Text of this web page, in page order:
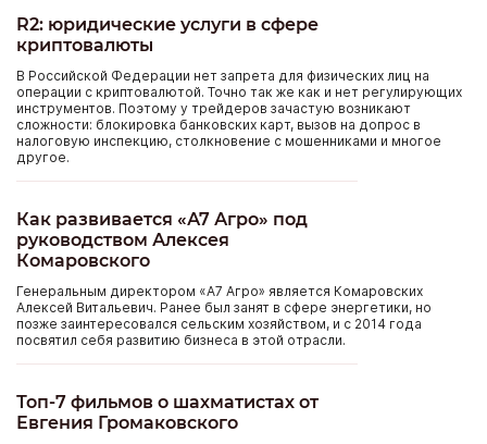
R2: юридические услуги в сфере
криптовалюты
В Российской Федерации нет запрета для физических лиц на
операции с криптовалютой. Точно так же как и нет регулирующих
инструментов. Поэтому у трейдеров зачастую возникают
сложности: блокировка банковских карт, вызов на допрос в
налоговую инспекцию, столкновение с мошенниками и многое
другое.
Как развивается «А7 Агро» под
руководством Алексея
Комаровского
Генеральным директором «А7 Агро» является Комаровских
Алексей Витальевич. Ранее был занят в сфере энергетики, но
позже заинтересовался сельским хозяйством, и с 2014 года
посвятил себя развитию бизнеса в этой отрасли.
Топ-7 фильмов о шахматистах от
Евгения Громаковского